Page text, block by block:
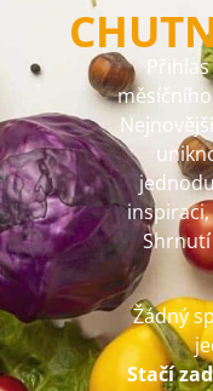
Žádný
Stačí